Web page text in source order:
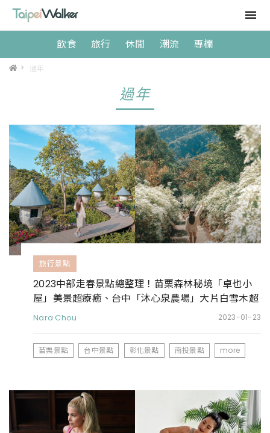
飲食 旅行 休閒 潮流 專欄
> 過年
過年
旅行景點
2023中部走春景點總整理！苗栗森林秘境「卓也小
屋」美景超療癒、台中「沐心泉農場」大片白雪木超
好拍
Nara Chou 2023-01-23
苗栗景點 台中景點 彰化景點 南投景點 more